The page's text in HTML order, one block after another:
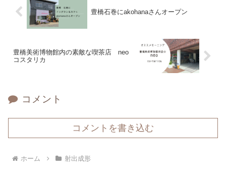
豊橋石巻にakohanaさんオープン
豊橋美術博物館内の素敵な喫茶店 neo
コスタリカ
コメント
コメントを書き込む
ホーム 射出成形